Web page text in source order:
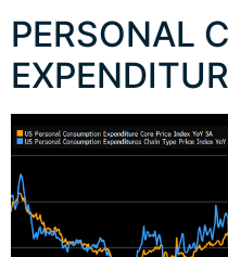
PERSONAL